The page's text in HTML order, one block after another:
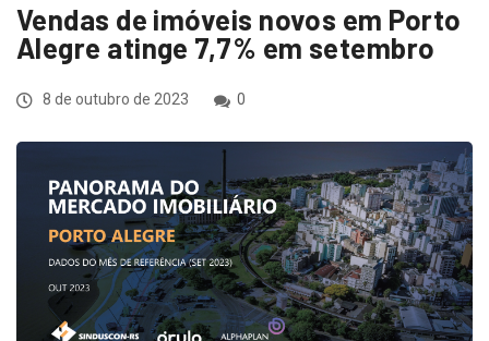
Vendas de imóveis novos em Porto
Alegre atinge 7,7% em setembro
8 de outubro de 2023 0